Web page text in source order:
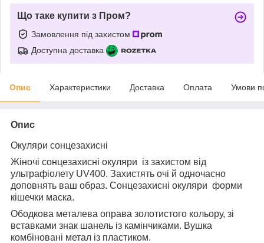
Що таке купити з Пром?
Замовлення під захистом
Доступна доставка
Опис Характеристики Доставка Оплата Умови
Опис
Окуляри сонцезахисні
Жіночі сонцезахисні окуляри із захистом від
ультрафіолету UV400. Захистять очі й одночасно
доповнять ваш образ. Сонцезахисні окуляри форми
кішечки маска.
Ободкова металева оправа золотистого кольору, зі
вставками знак шанель із камінчиками. Вушка
комбіновані метал із пластиком.